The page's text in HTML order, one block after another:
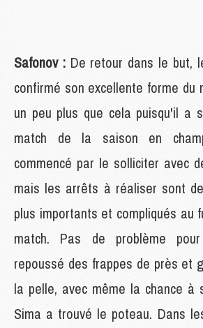
Safonov : De retour dans le but,
confirmé son excellente forme du
un peu plus que cela puisqu'il a
match de la saison en
commencé par le solliciter avec
mais les arrêts à réaliser sont
plus importants et compliqués au
match. Pas de problème
repoussé des frappes de près et
la pelle, avec même la chance à
Sima a trouvé le poteau. Dans